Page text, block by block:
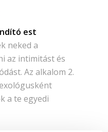
est
neked a
az intimitást és
Az alkalom 2.
a te egyedi